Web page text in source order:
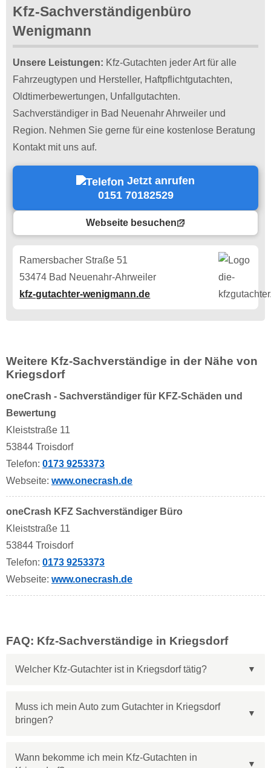
Kfz-Sachverständigenbüro
Wenigmann
Unsere Leistungen: Kfz-Gutachten jeder Art für alle
Fahrzeugtypen und Hersteller, Haftpflichtgutachten,
Oldtimerbewertungen, Unfallgutachten.
Sachverständiger in Bad Neuenahr Ahrweiler und
Region. Nehmen Sie gerne für eine kostenlose Beratung
Kontakt mit uns auf.
Jetzt anrufen
0151 70182529
Webseite besuchen
Ramersbacher Straße 51
53474 Bad Neuenahr-Ahrweiler
kfz-gutachter-wenigmann.de
Weitere Kfz-Sachverständige in der Nähe von
Kriegsdorf
oneCrash - Sachverständiger für KFZ-Schäden und
Bewertung
Kleiststraße 11
53844 Troisdorf
Telefon: 0173 9253373
Webseite: www.onecrash.de
oneCrash KFZ Sachverständiger Büro
Kleiststraße 11
53844 Troisdorf
Telefon: 0173 9253373
Webseite: www.onecrash.de
FAQ: Kfz-Sachverständige in Kriegsdorf
Welcher Kfz-Gutachter ist in Kriegsdorf tätig?
Muss ich mein Auto zum Gutachter in Kriegsdorf
bringen?
Wann bekomme ich mein Kfz-Gutachten in